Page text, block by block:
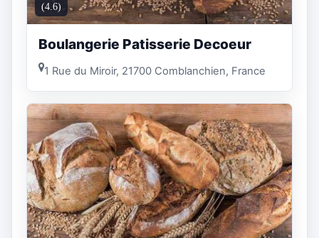
(4.6)
Boulangerie Patisserie Decoeur
1 Rue du Miroir, 21700 Comblanchien, France